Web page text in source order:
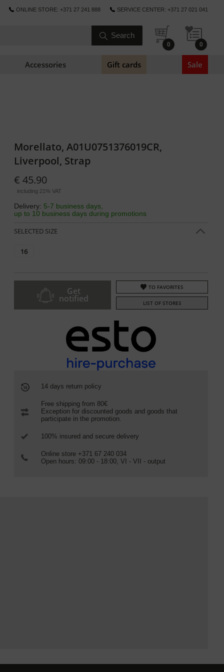
ONLINE STORE: +371 27 241 888 SERVICE CENTER: +371 27 021 041
0 0
Accessories Gift cards Sale
Morellato, A01U0751376019CR,
Liverpool, Strap
€ 45.90
including 21% VAT
Delivery: 5-7 business days,
up to 10 business days during promotions
SELECTED SIZE
16
Get
notified
TO FAVORITES
LIST OF STORES
14 days return policy
Free shipping from 80€
Exception for discounted goods and goods that
participate in the promotion.
100% insured and secure delivery
Online store +371 67 240 034
Open hours: 09:00 - 18:00, VI - VII - output